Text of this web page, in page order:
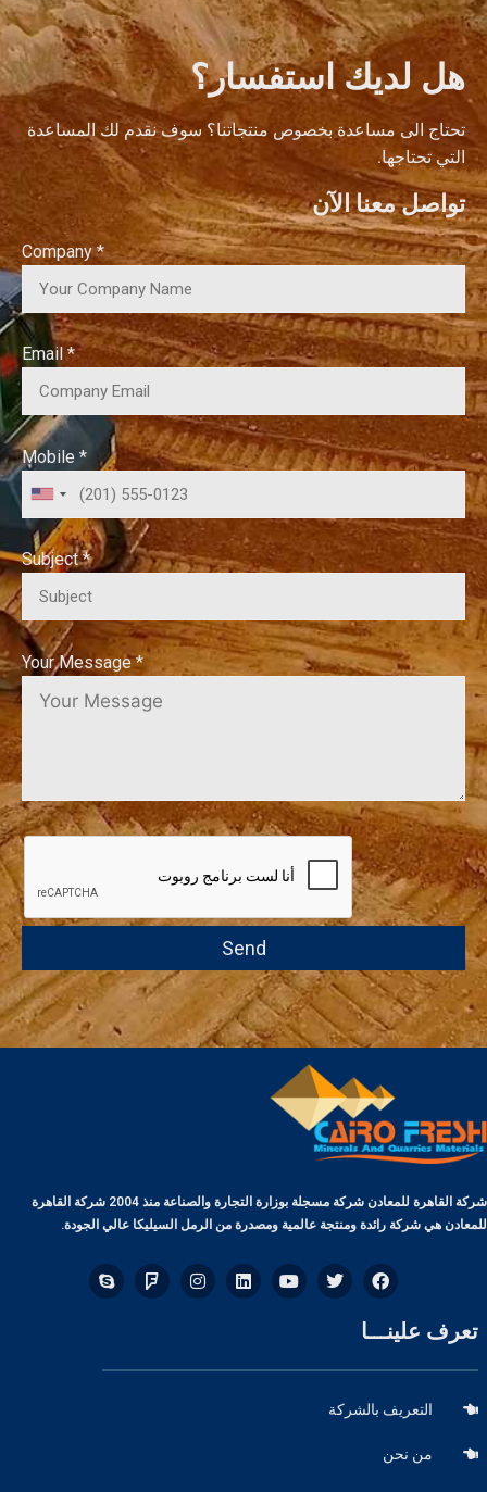
هل لديك استفسار؟
تحتاج الى مساعدة بخصوص منتجاتنا؟ سوف نقدم لك المساعدة
التي تحتاجها.
تواصل معنا الآن
Company *
Email *
Mobile *
Subject *
Your Message *
شركة القاهرة للمعادن شركة مسجلة بوزارة التجارة والصناعة منذ 2004 شركة القاهرة
للمعادن هي شركة رائدة ومنتجة عالمية ومصدرة من الرمل السيليكا عالي الجودة.
تعرف علينـــا
التعريف بالشركة
من نحن